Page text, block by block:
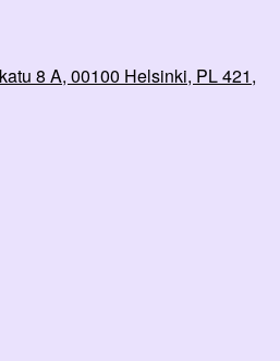
8 A, 00100 Helsinki, PL 421,